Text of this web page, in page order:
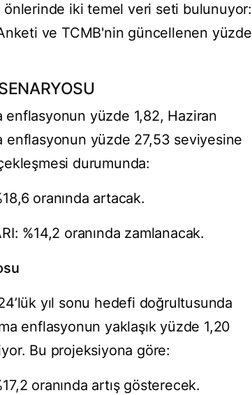
önlerinde iki temel veri seti bulunuyor:
Anketi ve TCMB'nin güncellenen yüzde
enflasyonun yüzde 1,82, Haziran
enflasyonun yüzde 27,53 seviyesine
durumunda:
oranında artacak.
%14,2 oranında zamlanacak.
yıl sonu hedefi doğrultusunda
enflasyonun yaklaşık yüzde 1,20
Bu projeksiyona göre:
oranında artış gösterecek.